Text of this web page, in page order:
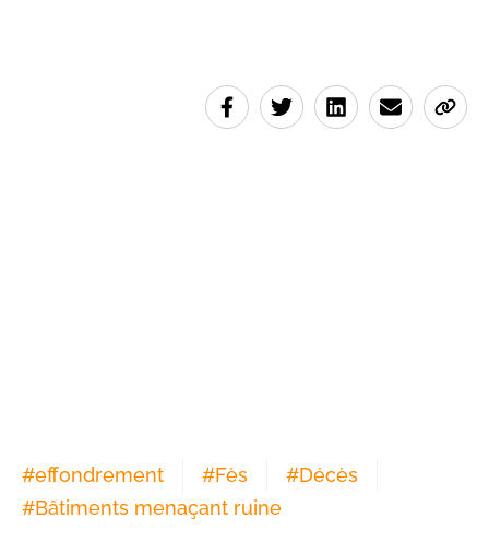
#effondrement #Fès #Décès
#Bâtiments menaçant ruine